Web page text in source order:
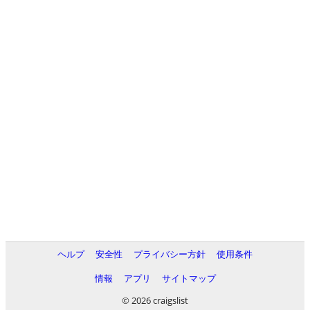
ヘルプ 安全性 プライバシー方針
使用条件
情報
アプリ
サイトマップ
© 2026 craigslist